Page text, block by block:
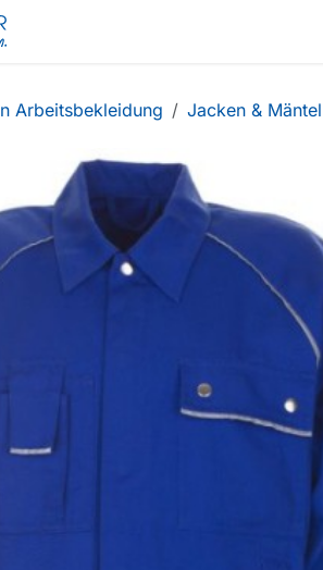
Arbeitsbekleidung Jacken & Mäntel